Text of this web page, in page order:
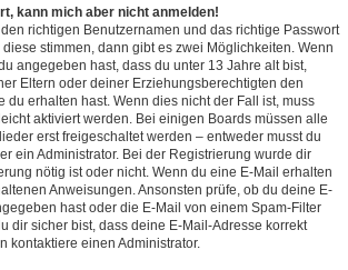
kann mich aber nicht anmelden!
richtigen Benutzernamen und das richtige Passwort
stimmen, dann gibt es zwei Möglichkeiten. Wenn
angegeben hast, dass du unter 13 Jahre alt bist,
Eltern oder deiner Erziehungsberechtigten den
du erhalten hast. Wenn dies nicht der Fall ist, muss
aktiviert werden. Bei einigen Boards müssen alle
erst freigeschaltet werden – entweder musst du
ein Administrator. Bei der Registrierung wurde dir
nötig ist oder nicht. Wenn du eine E-Mail erhalten
Anweisungen. Ansonsten prüfe, ob du deine E-
hast oder die E-Mail von einem Spam-Filter
dir sicher bist, dass deine E-Mail-Adresse korrekt
kontaktiere einen Administrator.